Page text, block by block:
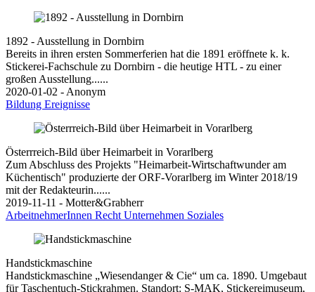
1892 - Ausstellung in Dornbirn
Bereits in ihren ersten Sommerferien hat die 1891 eröffnete k. k.
Stickerei-Fachschule zu Dornbirn - die heutige HTL - zu einer
großen Ausstellung......
2020-01-02 - Anonym
Bildung Ereignisse
Österrreich-Bild über Heimarbeit in Vorarlberg
Zum Abschluss des Projekts "Heimarbeit-Wirtschaftwunder am
Küchentisch" produzierte der ORF-Vorarlberg im Winter 2018/19
mit der Redakteurin......
2019-11-11 - Motter&Grabherr
ArbeitnehmerInnen Recht Unternehmen Soziales
Handstickmaschine
Handstickmaschine „Wiesendanger & Cie“ um ca. 1890. Umgebaut
für Taschentuch-Stickrahmen. Standort: S-MAK, Stickereimuseum,